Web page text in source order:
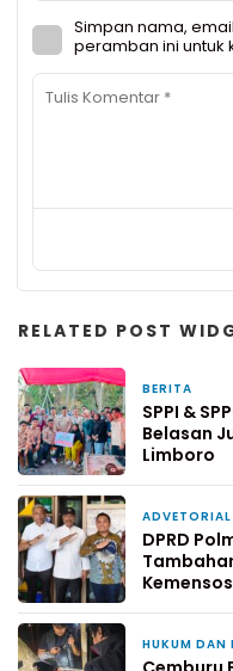
Simpan nama,
peramban ini untuk
RELATED POST
BERITA
SPPI &
Belasan
Limboro
ADVETORIAL
DPRD
Kemensos
HUKUM DAN